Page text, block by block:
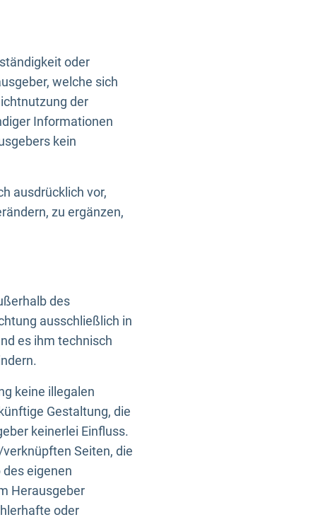
oder
welche sich
der
Informationen
kein
ausdrücklich vor,
zu ergänzen,
des
ausschließlich in
es ihm technisch
keine illegalen
Gestaltung, die
keinerlei Einfluss.
Seiten, die
eigenen
Herausgeber
oder